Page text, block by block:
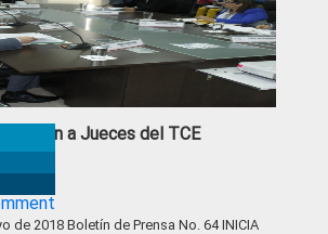
a Jueces del TCE
de 2018 Boletín de Prensa No. 64 INICIA